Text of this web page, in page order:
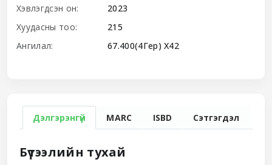
Хэвлэгдсэн он:
2023
Хуудасны тоо:
215
Ангилал:
67.400(4Гер) Х42
Дэлгэрэнгүй MARC ISBD Сэтгэгдэл
Бүтээлийн тухай